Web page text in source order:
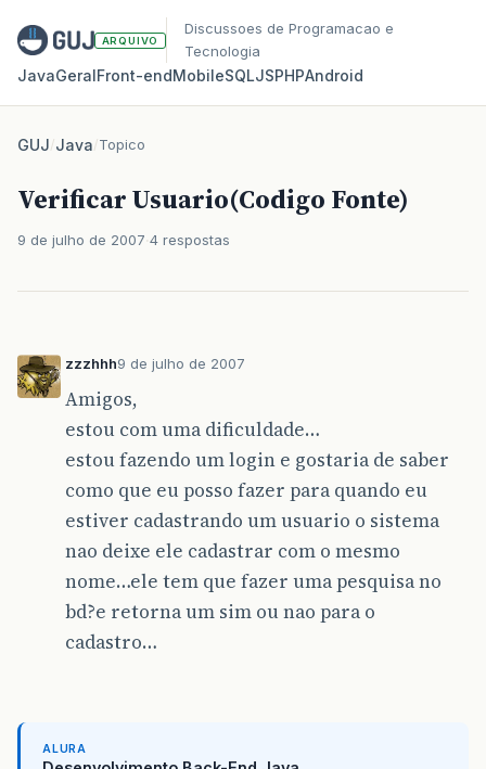
ARQUIVO
Discussoes de Programacao e
Tecnologia
JavaGeralFront‑endMobileSQLJSPHPAndroid
GUJ/Java/Topico
Verificar Usuario(Codigo Fonte)
9 de julho de 2007 4 respostas
zzzhhh9 de julho de 2007
Amigos,
estou com uma dificuldade…
estou fazendo um login e gostaria de saber
como que eu posso fazer para quando eu
estiver cadastrando um usuario o sistema
nao deixe ele cadastrar com o mesmo
nome…ele tem que fazer uma pesquisa no
bd?e retorna um sim ou nao para o
cadastro…
ALURA